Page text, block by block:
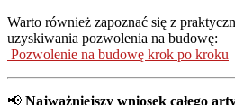
Warto również zapoznać się z
uzyskiwania pozwolenia na budowę:
Pozwolenie na budowę krok po kroku
📢 Najważniejszy wniosek całego